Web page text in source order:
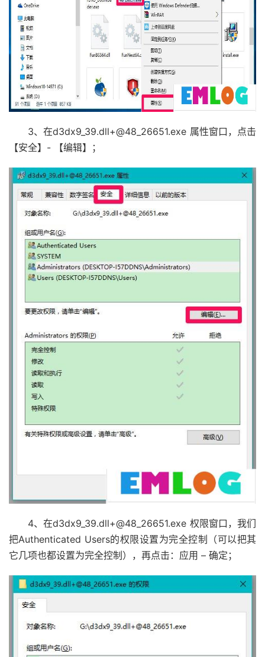
3、在d3dx9_39.dll+@48_26651.exe 属性窗口，点击
【安全】- 【编辑】；
4、在d3dx9_39.dll+@48_26651.exe 权限窗口，我们
把Authenticated Users的权限设置为完全控制（可以把其
它几项也都设置为完全控制），再点击：应用 – 确定；